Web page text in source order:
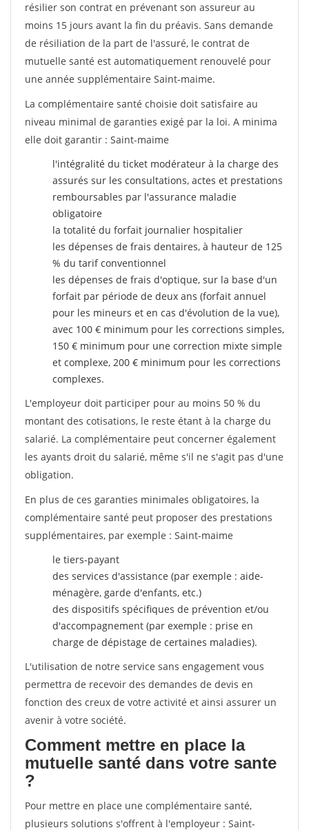
résilier son contrat en prévenant son assureur au
moins 15 jours avant la fin du préavis. Sans demande
de résiliation de la part de l'assuré, le contrat de
mutuelle santé est automatiquement renouvelé pour
une année supplémentaire Saint-maime.
La complémentaire santé choisie doit satisfaire au
niveau minimal de garanties exigé par la loi. A minima
elle doit garantir : Saint-maime
l'intégralité du ticket modérateur à la charge des
assurés sur les consultations, actes et prestations
remboursables par l'assurance maladie
obligatoire
la totalité du forfait journalier hospitalier
les dépenses de frais dentaires, à hauteur de 125
% du tarif conventionnel
les dépenses de frais d'optique, sur la base d'un
forfait par période de deux ans (forfait annuel
pour les mineurs et en cas d'évolution de la vue),
avec 100 € minimum pour les corrections simples,
150 € minimum pour une correction mixte simple
et complexe, 200 € minimum pour les corrections
complexes.
L'employeur doit participer pour au moins 50 % du
montant des cotisations, le reste étant à la charge du
salarié. La complémentaire peut concerner également
les ayants droit du salarié, même s'il ne s'agit pas d'une
obligation.
En plus de ces garanties minimales obligatoires, la
complémentaire santé peut proposer des prestations
supplémentaires, par exemple : Saint-maime
le tiers-payant
des services d'assistance (par exemple : aide-
ménagère, garde d'enfants, etc.)
des dispositifs spécifiques de prévention et/ou
d'accompagnement (par exemple : prise en
charge de dépistage de certaines maladies).
L'utilisation de notre service sans engagement vous
permettra de recevoir des demandes de devis en
fonction des creux de votre activité et ainsi assurer un
avenir à votre société.
Comment mettre en place la
mutuelle santé dans votre sante
?
Pour mettre en place une complémentaire santé,
plusieurs solutions s'offrent à l'employeur : Saint-